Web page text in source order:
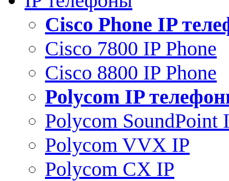
Сisco Phone IP
Cisco 7800 IP Phone
Cisco 8800 IP Phone
Polycom IP
Polycom SoundPoint
Polycom VVX IP
Polycom CX IP